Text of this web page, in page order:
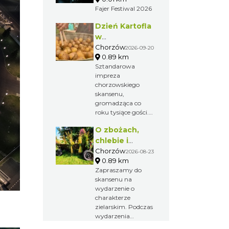
na Śląsku i jeden z
maratonów w
Fajer Festiwal 2026
Dzień Kartofla
w
chorzowskim
skansenie
Chorzów2026-09-20
0.89 km
Sztandarowa
impreza
chorzowskiego
skansenu,
gromadząca co
roku tysiące gości.
dawnych
obrzędów i
zwyczajów na
Górnym Śląsku.
O zbożach,
chlebie i
ziołach
Chorzów2026-08-23
0.89 km
Zapraszamy do
skansenu na
wydarzenie o
charakterze
zielarskim. Podczas
wydarzenia